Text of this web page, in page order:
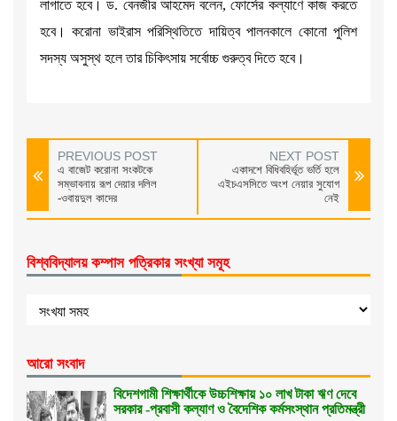
লাগাতে হবে। ড. বেনজীর আহমেদ বলেন, ফোর্সের কল্যাণে কাজ করতে
হবে। করোনা ভাইরাস পরিস্থিতিতে দায়িত্ব পালনকালে কোনো পুলিশ
সদস্য অসুস্থ হলে তার চিকিৎসায় সর্বোচ্চ গুরুত্ব দিতে হবে।
PREVIOUS POST
এ বাজেট করোনা সংকটকে
সম্ভাবনায় রূপ দেয়ার দলিল
-ওবায়দুল কাদের
NEXT POST
একাদশে বিধিবহির্ভূত ভর্তি হলে
এইচএসসিতে অংশ নেয়ার সুযোগ
নেই
বিশ্ববিদ্যালয় কম্পাস পত্রিকার সংখ্যা সমূহ
আরো সংবাদ
বিদেশগামী শিক্ষার্থীকে উচ্চশিক্ষায় ১০ লাখ টাকা ঋণ দেবে
সরকার -প্রবাসী কল্যাণ ও বৈদেশিক কর্মসংস্থান প্রতিমন্ত্রী